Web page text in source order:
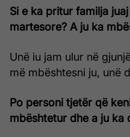
Si e ka pritur familja
martesore? A ju ka
Unë iu jam ulur në
më mbështesni ju, unë
Po personi tjetër që
mbështetur dhe a ju ka